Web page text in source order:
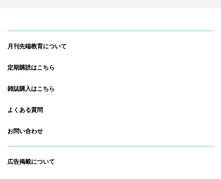
月刊先端教育について
定期購読はこちら
雑誌購入はこちら
よくある質問
お問い合わせ
広告掲載について